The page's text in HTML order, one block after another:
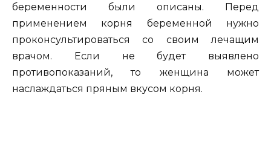
беременности были описаны. Перед
применением корня беременной нужно
проконсультироваться со своим лечащим
врачом. Если не будет выявлено
противопоказаний, то женщина может
наслаждаться пряным вкусом корня.